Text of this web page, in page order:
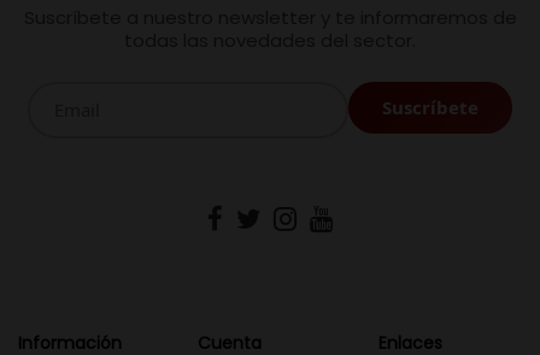
Información
Cuenta
Enlaces